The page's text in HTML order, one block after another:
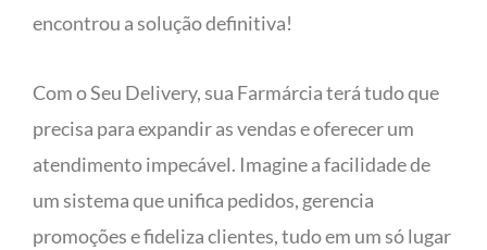
encontrou a solução definitiva!
Com o Seu Delivery, sua Farmárcia terá tudo que
precisa para expandir as vendas e oferecer um
atendimento impecável. Imagine a facilidade de
um sistema que unifica pedidos, gerencia
promoções e fideliza clientes, tudo em um só lugar